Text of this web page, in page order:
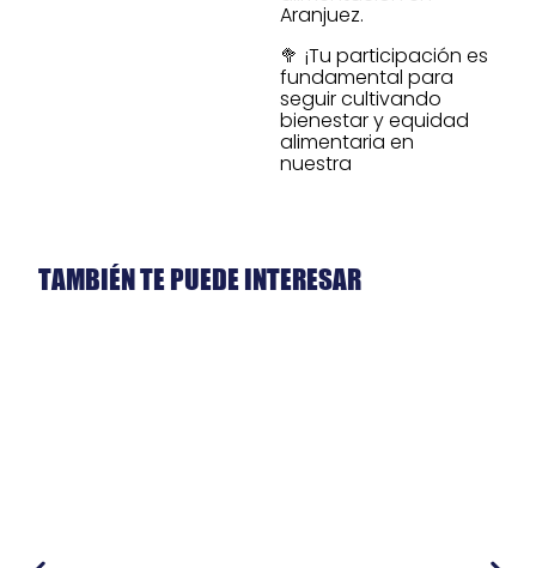
Aranjuez.
🥦 ¡Tu participación es
fundamental para
seguir cultivando
bienestar y equidad
alimentaria en
nuestra
TAMBIÉN TE PUEDE INTERESAR